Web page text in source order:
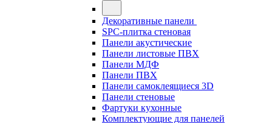
Декоративные панели
SPC-плитка стеновая
Панели акустические
Панели листовые ПВХ
Панели МДФ
Панели ПВХ
Панели самоклеящиеся 3D
Панели стеновые
Фартуки кухонные
Комплектующие для панелей